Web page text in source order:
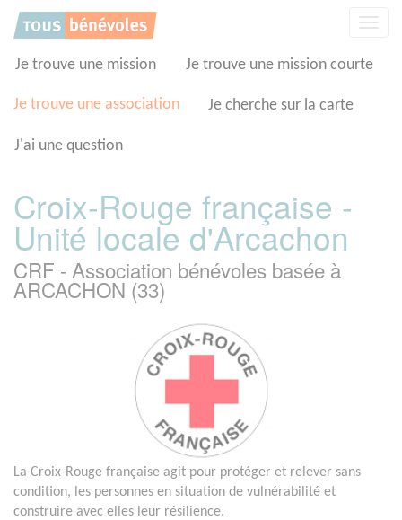
Je trouve une mission Je trouve une mission courte
Je trouve une association Je cherche sur la carte
J'ai une question
Croix-Rouge française -
Unité locale d'Arcachon
CRF - Association bénévoles basée à
ARCACHON (33)
La Croix-Rouge française agit pour protéger et relever sans
condition, les personnes en situation de vulnérabilité et
construire avec elles leur résilience.
Panneau de gestion des cookies